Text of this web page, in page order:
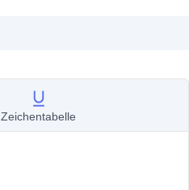
Zeichentabelle